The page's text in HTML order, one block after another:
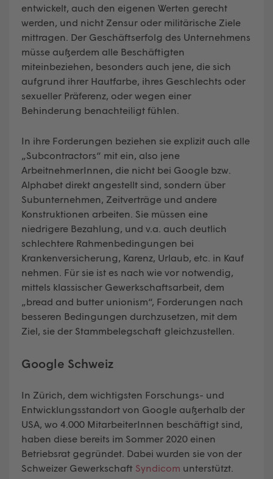
entwickelt, auch den eigenen Werten gerecht
werden, und nicht Zensur oder militärische Ziele
mittragen. Der Geschäftserfolg des Unternehmens
müsse außerdem alle Beschäftigten
miteinbeziehen, besonders auch jene, die sich
aufgrund ihrer Hautfarbe, ihres Geschlechts oder
sexueller Präferenz, oder wegen einer
Behinderung benachteiligt fühlen.
In ihre Forderungen beziehen sie explizit auch alle
„Subcontractors“ mit ein, also jene
ArbeitnehmerInnen, die nicht bei Google bzw.
Alphabet direkt angestellt sind, sondern über
Subunternehmen, Zeitverträge und andere
Konstruktionen arbeiten. Sie müssen eine
niedrigere Bezahlung, und v.a. auch deutlich
schlechtere Rahmenbedingungen bei
Krankenversicherung, Karenz, Urlaub, etc. in Kauf
nehmen. Für sie ist es nach wie vor notwendig,
mittels klassischer Gewerkschaftsarbeit, dem
„bread and butter unionism“, Forderungen nach
besseren Bedingungen durchzusetzen, mit dem
Ziel, sie der Stammbelegschaft gleichzustellen.
Google Schweiz
In Zürich, dem wichtigsten Forschungs- und
Entwicklungsstandort von Google außerhalb der
USA, wo 4.000 MitarbeiterInnen beschäftigt sind,
haben diese bereits im Sommer 2020 einen
Betriebsrat gegründet. Dabei wurden sie von der
Schweizer Gewerkschaft Syndicom unterstützt.